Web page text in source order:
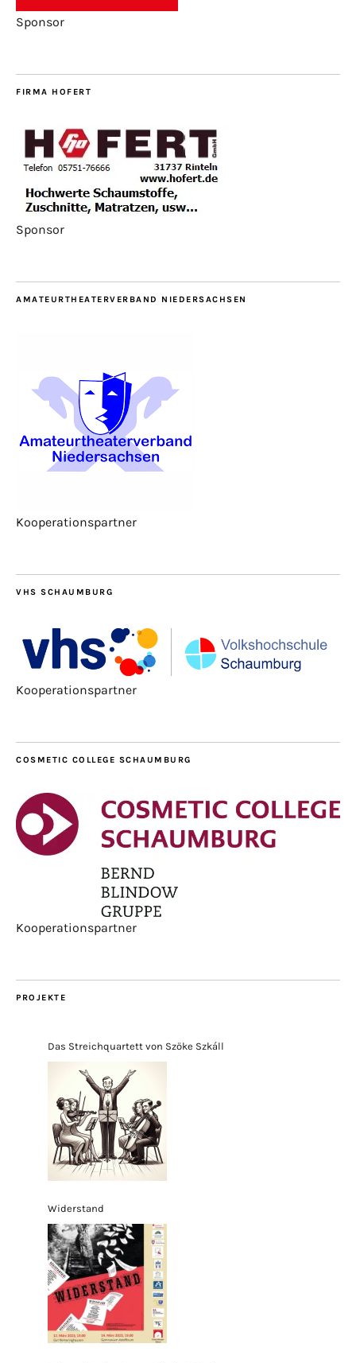
Sponsor
FIRMA HOFERT
Sponsor
AMATEURTHEATERVERBAND NIEDERSACHSEN
Kooperationspartner
VHS SCHAUMBURG
Kooperationspartner
COSMETIC COLLEGE SCHAUMBURG
Kooperationspartner
PROJEKTE
Das Streichquartett von Szöke Szkáll
Widerstand